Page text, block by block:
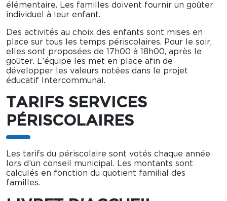
élémentaire. Les familles doivent fournir un goûter
individuel à leur enfant.
Des activités au choix des enfants sont mises en
place sur tous les temps périscolaires. Pour le soir,
elles sont proposées de 17h00 à 18h00, après le
goûter. L’équipe les met en place afin de
développer les valeurs notées dans le projet
éducatif Intercommunal.
TARIFS SERVICES
PÉRISCOLAIRES
Les tarifs du périscolaire sont votés chaque année
lors d’un conseil municipal. Les montants sont
calculés en fonction du quotient familial des
familles.